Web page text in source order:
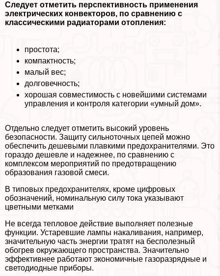
Следует отметить перспективность применения
электрических конвекторов, по сравнению с
классическими радиаторами отопления:
простота;
компактность;
малый вес;
долговечность;
хорошая совместимость с новейшими системами
управления и контроля категории «умный дом».
Отдельно следует отметить высокий уровень
безопасности. Защиту сильноточных цепей можно
обеспечить дешевыми плавкими пpeдoxpaнителями. Это
гораздо дешевле и надежнее, по сравнению с
комплексом мероприятий по предотвращению
образования газовой смеси.
В типовых пpeдoxpaнителях, кроме цифровых
обозначений, номинальную силу тока указывают
цветными метками
Не всегда тепловое действие выполняет полезные
функции. Устаревшие лампы накаливания, например,
значительную часть энергии тратят на бесполезный
обогрев окружающего прострaнcтва. Значительно
эффективнее работают экономичные газоразрядные и
светодиодные приборы.